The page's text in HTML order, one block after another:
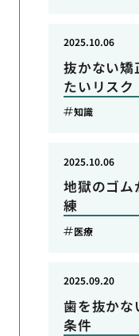
抜かない矯
たいリスク
2025.10.06
知識
地獄のゴム
練
2025.10.06
医療
歯を抜かな
条件
2025.09.20